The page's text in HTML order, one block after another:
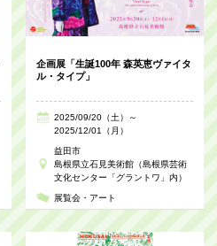
企画展「生誕100年 森英恵ヴァイタ
ル・タイプ」
2025/09/20（土）～
2025/12/01（月）
益田市
島根県立石見美術館（島根県芸術
文化センター「グラントワ」内）
展覧会・アート